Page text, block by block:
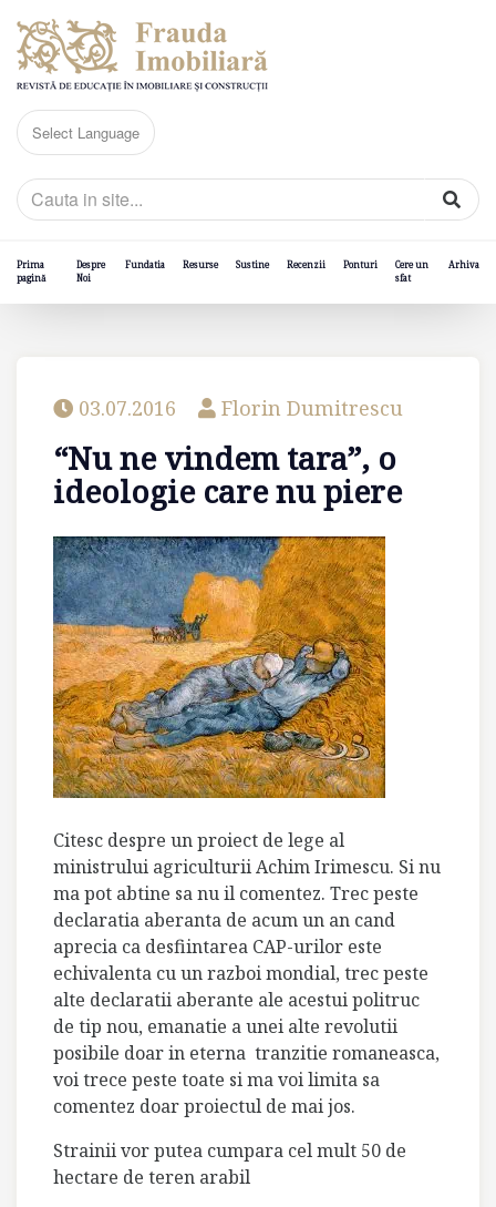
Prima
pagină
Despre
Noi
Fundatia Resurse Sustine Recenzii Ponturi
Cere un
sfat
Arhiva
03.07.2016 Florin Dumitrescu
“Nu ne vindem tara”, o
ideologie care nu piere
Citesc despre un proiect de lege al
ministrului agriculturii Achim Irimescu. Si nu
ma pot abtine sa nu il comentez. Trec peste
declaratia aberanta de acum un an cand
aprecia ca desfiintarea CAP-urilor este
echivalenta cu un razboi mondial, trec peste
alte declaratii aberante ale acestui politruc
de tip nou, emanatie a unei alte revolutii
posibile doar in eterna tranzitie romaneasca,
voi trece peste toate si ma voi limita sa
comentez doar proiectul de mai jos.
Strainii vor putea cumpara cel mult 50 de
hectare de teren arabil